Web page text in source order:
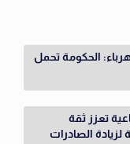
الحكومة تحمل
تعزز ثقة
الصادرات